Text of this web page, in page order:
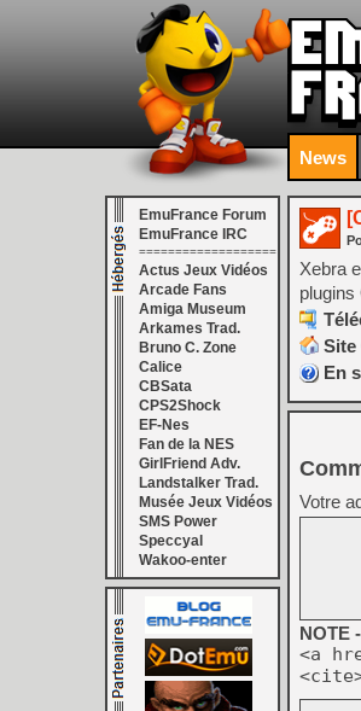
News
EmuFrance Forum
EmuFrance IRC
===================
Actus Jeux Vidéos
Arcade Fans
Amiga Museum
Arkames Trad.
Bruno C. Zone
Calice
CBSata
CPS2Shock
EF-Nes
Fan de la NES
GirlFriend Adv.
Landstalker Trad.
Musée Jeux Vidéos
SMS Power
Speccyal
Wakoo-enter
Xebra
Site
En
Votre
NOTE
<a